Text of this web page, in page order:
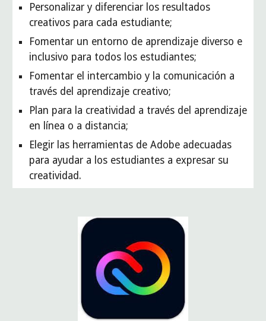
Personalizar y diferenciar los resultados
creativos para cada estudiante;
Fomentar un entorno de aprendizaje diverso e
inclusivo para todos los estudiantes;
Fomentar el intercambio y la comunicación a
través del aprendizaje creativo;
Plan para la creatividad a través del aprendizaje
en línea o a distancia;
Elegir las herramientas de Adobe adecuadas
para ayudar a los estudiantes a expresar su
creatividad.